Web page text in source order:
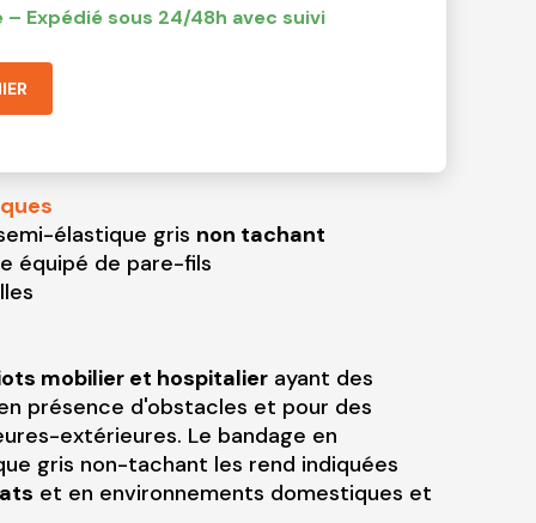
Expédié sous 24/48h avec suivi
élastique gris non tachant
équipé de pare-fils
mobilier et hospitalier ayant des
présence d'obstacles et pour des
extérieures. Le bandage en
gris non-tachant les rend indiquées
et en environnements domestiques et